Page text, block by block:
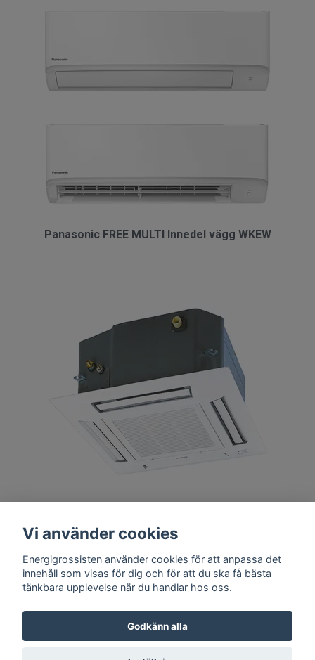
Panasonic FREE MULTI Innedel vägg WKEW
Vi använder cookies
Energigrossisten använder cookies för att anpassa det
innehåll som visas för dig och för att du ska få bästa
tänkbara upplevelse när du handlar hos oss.
Godkänn alla